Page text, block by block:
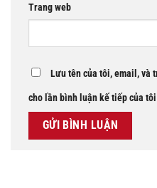
Trang web
Lưu tên của tôi, email, và
cho lần bình luận kế tiếp của